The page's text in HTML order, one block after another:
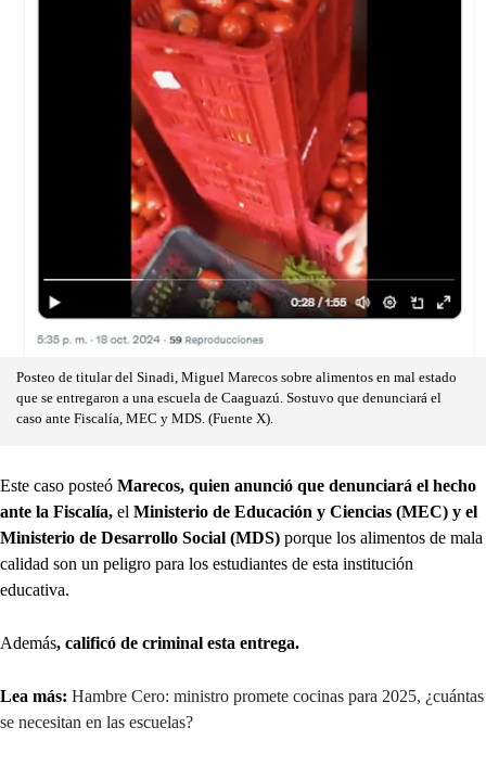
Posteo de titular del Sinadi, Miguel Marecos sobre alimentos en mal estado
que se entregaron a una escuela de Caaguazú. Sostuvo que denunciará el
caso ante Fiscalía, MEC y MDS. (Fuente X).
Este caso posteó Marecos, quien anunció que denunciará el hecho
ante la Fiscalía, el Ministerio de Educación y Ciencias (MEC) y el
Ministerio de Desarrollo Social (MDS) porque los alimentos de mala
calidad son un peligro para los estudiantes de esta institución
educativa.
Además, calificó de criminal esta entrega.
Lea más: Hambre Cero: ministro promete cocinas para 2025, ¿cuántas
se necesitan en las escuelas?